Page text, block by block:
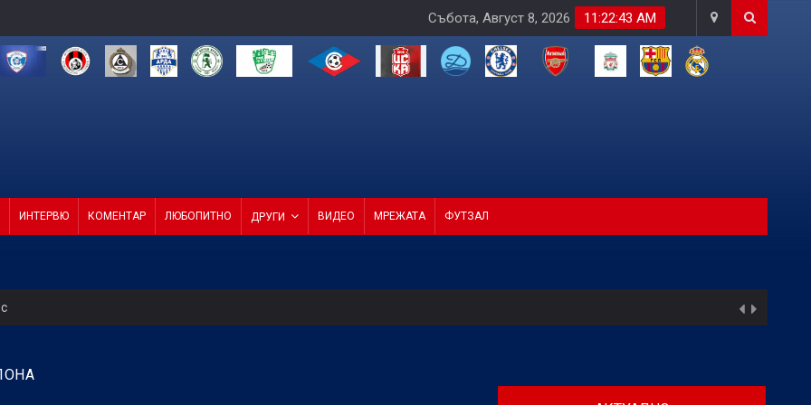
11:22:44 AM
Събота, Август 8, 2026
ИНТЕРВЮ КОМЕНТАР ЛЮБОПИТНО ДРУГИ ВИДЕО МРЕЖАТА ФУТЗАЛ
от 4 в efbet Лига (ВИДЕО)